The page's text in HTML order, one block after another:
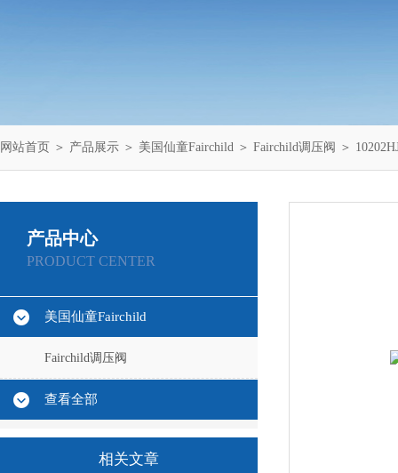
网站首页 ＞ 产品展示 ＞ 美国仙童Fairchild ＞ Fairchild调压阀 ＞
产品中心
PRODUCT CENTER
美国仙童Fairchild
Fairchild调压阀
查看全部
相关文章